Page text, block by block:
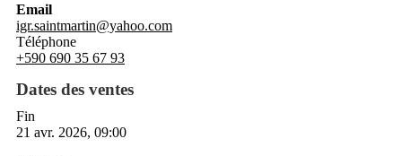
Email
igr.saintmartin@yahoo.com
Téléphone
+590 690 35 67 93
Dates des ventes
Fin
21 avr. 2026, 09:00